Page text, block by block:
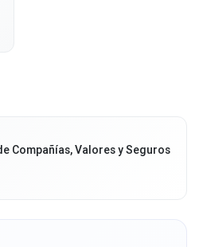
Compañías, Valores y Seguros